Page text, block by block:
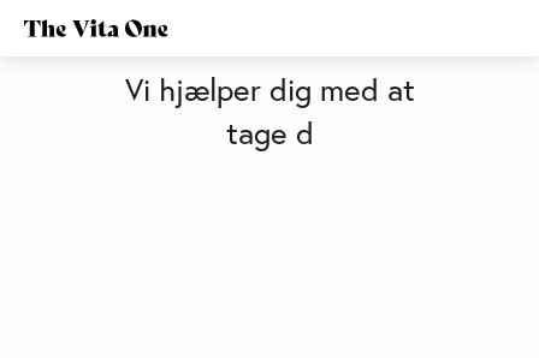
Vi hjælper dig med at
tage de rigtige vitami